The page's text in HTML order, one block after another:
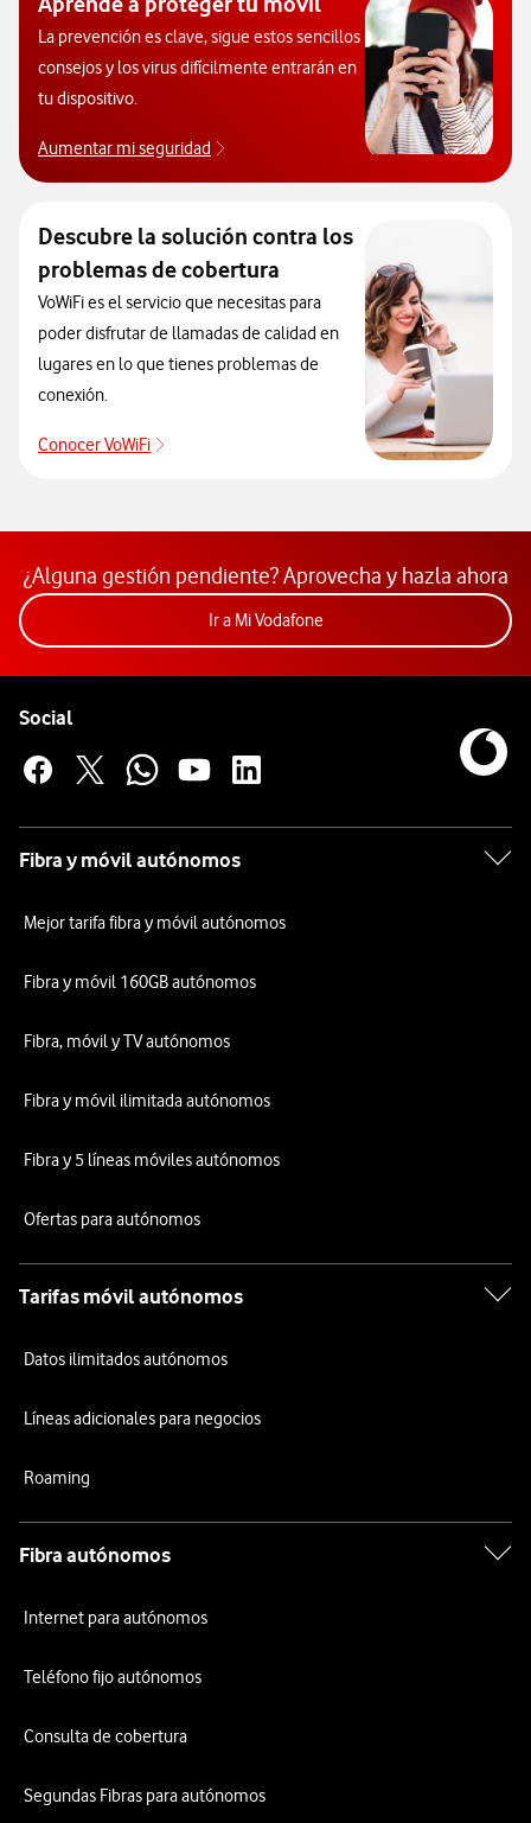
La prevención es clave, sigue estos sencillos
consejos y los virus difícilmente entrarán en
tu dispositivo.
Aumentar mi seguridad
Descubre la solución contra los
problemas de cobertura
VoWiFi es el servicio que necesitas para
poder disfrutar de llamadas de calidad en
lugares en lo que tienes problemas de
conexión.
Conocer VoWiFi
Descubre la solución contra los problemas de
¿Alguna gestión pendiente? Aprovecha y hazla ahora
Ir a Mi VodafoneAcceder a la app Mi
Social
Fibra y móvil autónomos
Mejor tarifa fibra y móvil autónomos
Fibra y móvil 160GB autónomos
Fibra, móvil y TV autónomos
Fibra y móvil ilimitada autónomos
Fibra y 5 líneas móviles autónomos
Ofertas para autónomos
Tarifas móvil autónomos
Datos ilimitados autónomos
Líneas adicionales para negocios
Roaming
Fibra autónomos
Internet para autónomos
Teléfono fijo autónomos
Consulta de cobertura
Segundas Fibras para autónomos